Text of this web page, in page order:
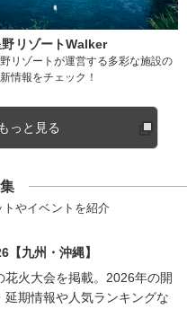
野リゾートWalker
リゾートが運営する多彩な施設の
情報をチェック！
っと見る
やイベントを紹介
【九州・沖縄】
花火大会を掲載。2026年の開
延期情報や人気ランキングな